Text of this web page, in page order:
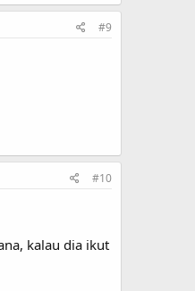
#9
#10
kalau dia ikut